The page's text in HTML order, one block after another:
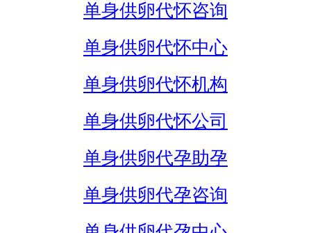
单身供卵代怀咨询
单身供卵代怀中心
单身供卵代怀机构
单身供卵代怀公司
单身供卵代孕助孕
单身供卵代孕咨询